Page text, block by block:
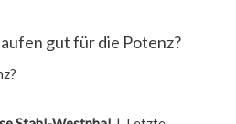
gut für die Potenz?